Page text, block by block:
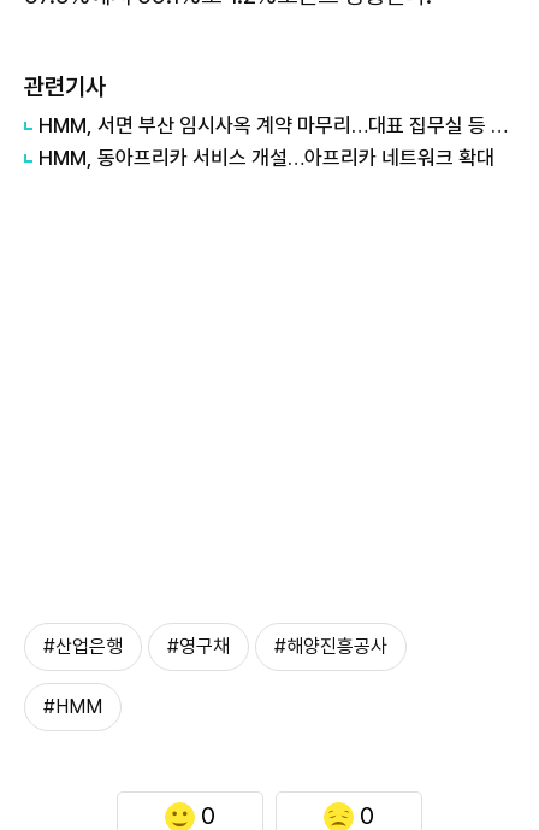
관련기사
HMM, 서면 부산 임시사옥 계약 마무리…대표 집무실 등 10월 순차 이전
HMM, 동아프리카 서비스 개설…아프리카 네트워크 확대
#산업은행 #영구채 #해양진흥공사
#HMM
0 0